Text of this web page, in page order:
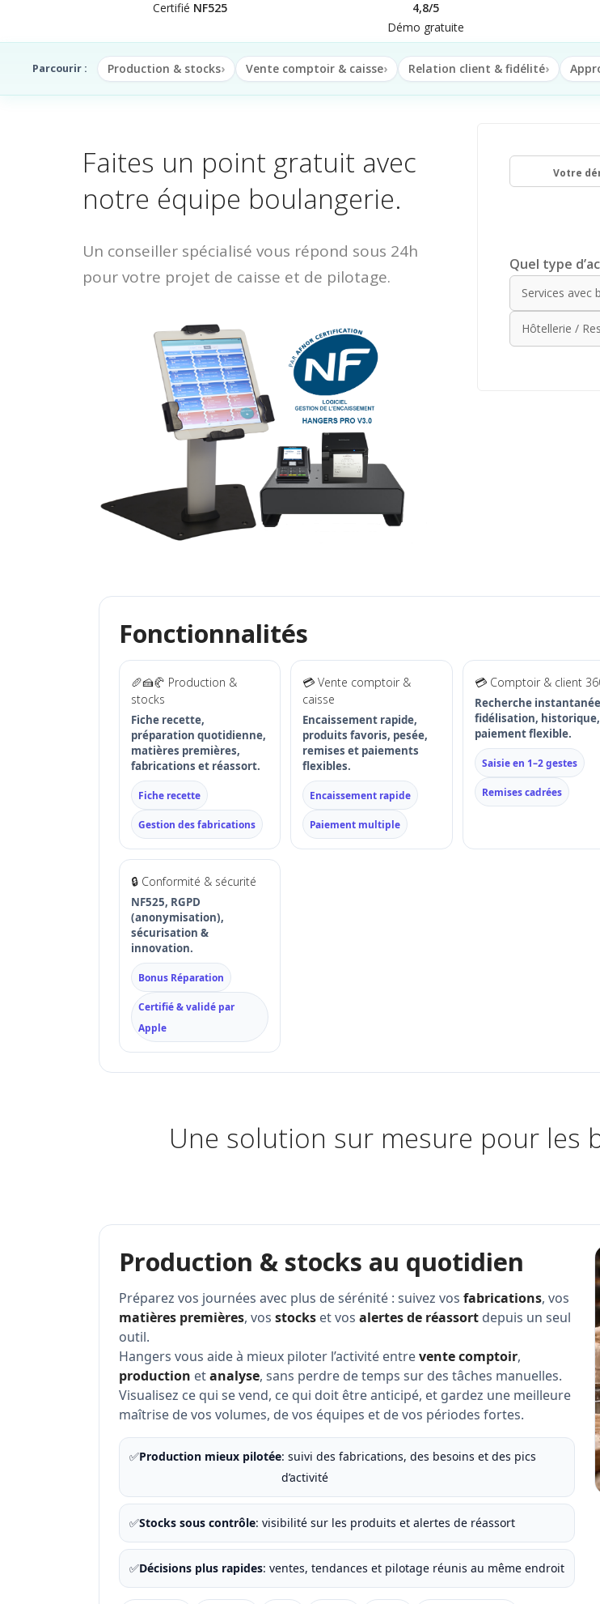
Certifié NF525 4,8/5
Démo gratuite
Parcourir : Production & stocks Vente comptoir & caisse Relation client & fidélité
Votre
Quel type
Services avec
Hôtellerie /
Faites un point gratuit avec
notre équipe boulangerie.
Un conseiller spécialisé vous répond sous 24h
pour votre projet de caisse et de pilotage.
Fonctionnalités
🥖🍰🥐 Production &
stocks
Fiche recette,
préparation quotidienne,
matières premières,
fabrications et réassort.
Fiche recette
Gestion des fabrications
💳 Vente comptoir &
caisse
Encaissement rapide,
produits favoris, pesée,
remises et paiements
flexibles.
Encaissement rapide
Paiement multiple
💳 Comptoir & client
Recherche
fidélisation, historique,
paiement flexible.
Saisie en 1–2 gestes
Remises cadrées
🔒 Conformité & sécurité
NF525, RGPD
(anonymisation),
sécurisation &
innovation.
Bonus Réparation
Certifié & validé par
Apple
Une solution sur mesure pour les
Production & stocks au quotidien
Préparez vos journées avec plus de sérénité : suivez vos fabrications, vos
matières premières, vos stocks et vos alertes de réassort depuis un seul
outil.
Hangers vous aide à mieux piloter l’activité entrevente comptoir,
production etanalyse, sans perdre de temps sur des tâches manuelles.
Visualisez ce qui se vend, ce qui doit être anticipé, et gardez une meilleure
maîtrise de vos volumes, de vos équipes et de vos périodes fortes.
✅Production mieux pilotée: suivi des fabrications, des besoins et des pics
d’activité
✅Stocks sous contrôle: visibilité sur les produits et alertes de réassort
✅Décisions plus rapides: ventes, tendances et pilotage réunis au même endroit